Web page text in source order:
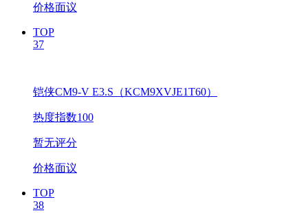
价格面议
TOP
37
铠侠CM9-V E3.S（KCM9XVJE1T60）
热度指数100
暂无评分
价格面议
TOP
38